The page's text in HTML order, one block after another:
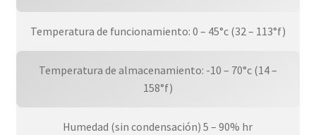
Temperatura de funcionamiento: 0 – 45°c (32 – 113°f)
Temperatura de almacenamiento: -10 – 70°c (14 –
158°f)
Humedad (sin condensación) 5 – 90% hr